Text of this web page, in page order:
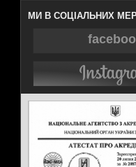
МИ В СОЦІАЛЬНИХ